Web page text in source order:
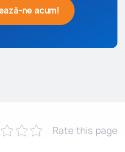
ne acum!
Rate this page